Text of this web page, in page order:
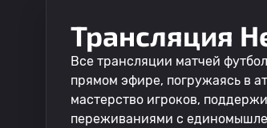
Трансляция
Все трансляции матчей
прямом эфире, погружаясь в
мастерство игроков,
переживаниями с